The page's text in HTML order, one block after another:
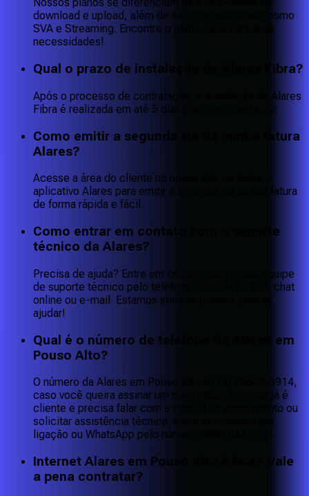
Nossos planos se diferenciam pela velocidade de
download e upload, além de serviços adicionais como
SVA e Streaming. Encontre o plano ideal para suas
necessidades!
Qual o prazo de instalação da Alares Fibra?
Após o processo de contratação, a instalação da Alares
Fibra é realizada em até 5 dias úteis, em média. 🚀
Como emitir a segunda via da minha fatura
Alares?
Acesse a área do cliente no nosso site ou baixe o
aplicativo Alares para emitir a segunda via da sua fatura
de forma rápida e fácil.
Como entrar em contato com o suporte
técnico da Alares?
Precisa de ajuda? Entre em contato com nossa equipe
de suporte técnico pelo telefone 0800 042 0101, chat
online ou e-mail. Estamos sempre prontos para te
ajudar!
Qual é o número de telefone da Alares em
Pouso Alto?
O número da Alares em Pouso Alto é (19) 99662-3914,
caso você queira assinar um novo plano. Se você já é
cliente e precisa falar com a central de atendimento ou
solicitar assistência técnica, entre em contato por
ligação ou WhatsApp pelo número 0800 042 0101.
Internet Alares em Pouso Alto é boa? Vale
a pena contratar?